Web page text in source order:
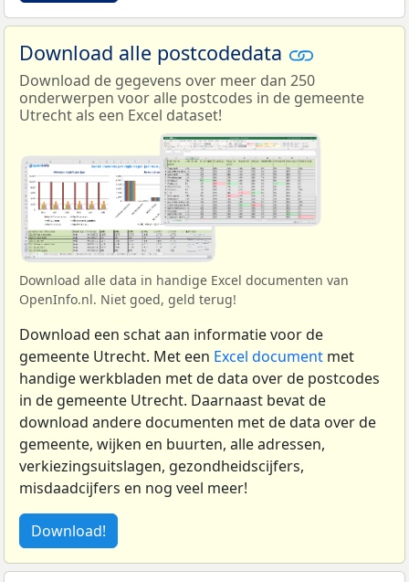
Download alle postcodedata
Download de gegevens over meer dan 250
onderwerpen voor alle postcodes in de gemeente
Utrecht als een Excel dataset!
Download alle data in handige Excel documenten van
OpenInfo.nl. Niet goed, geld terug!
Download een schat aan informatie voor de
gemeente Utrecht. Met een Excel document met
handige werkbladen met de data over de postcodes
in de gemeente Utrecht. Daarnaast bevat de
download andere documenten met de data over de
gemeente, wijken en buurten, alle adressen,
verkiezingsuitslagen, gezondheidscijfers,
misdaadcijfers en nog veel meer!
Download!